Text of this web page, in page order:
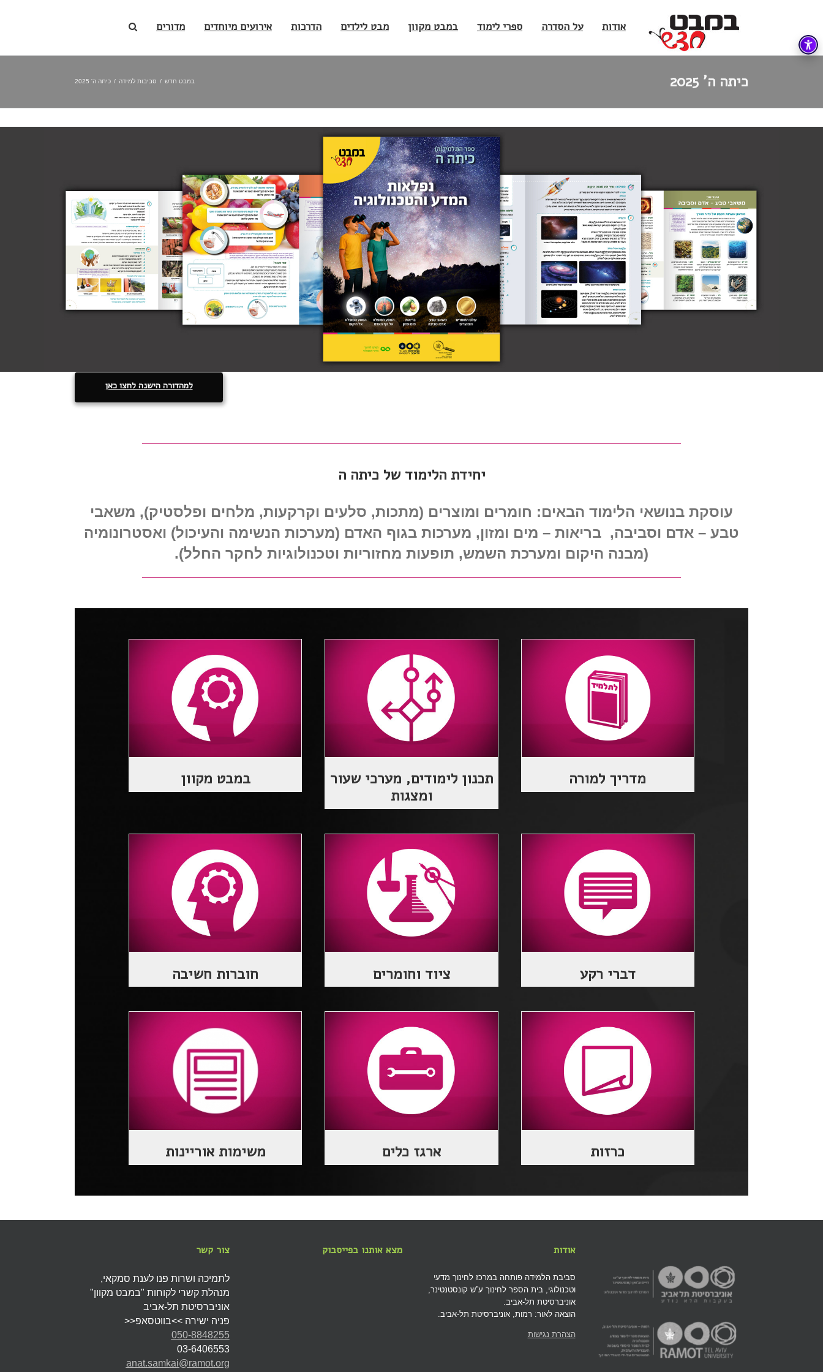
אודות על הסדרה ספרי לימוד במבט מקוון מבט לילדים הדרכות אירועים מיוחדים מדורים
כיתה ה' 2025 במבט חדש / סביבות למידה / כיתה ה' 2025
למהדורה הישנה לחצו כאן
יחידת הלימוד של כיתה ה
עוסקת בנושאי הלימוד הבאים: חומרים ומוצרים (מתכות, סלעים וקרקעות, מלחים ופלסטיק), משאבי
טבע – אדם וסביבה, בריאות – מים ומזון, מערכות בגוף האדם (מערכות הנשימה והעיכול) ואסטרונומיה
(מבנה היקום ומערכת השמש, תופעות מחזוריות וטכנולוגיות לחקר החלל).
מדריך למורה
תכנון לימודים, מערכי שעור
ומצגות
במבט מקוון
דברי רקע ציוד וחומרים חוברות חשיבה
כרזות ארגז כלים משימות אוריינות
אודות
סביבת הלמידה פותחה במרכז לחינוך מדעי
וטכנולוגי, בית הספר לחינוך ע”ש קונסטנטינר,
אוניברסיטת תל-אביב.
הוצאה לאור: רמות, אוניברסיטת תל-אביב.
הצהרת נגישות
מצא אותנו בפייסבוק צור קשר
לתמיכה ושרות פנו לענת סמקאי,
מנהלת קשרי לקוחות "במבט מקוון"
אוניברסיטת תל-אביב
פניה ישירה >>בווטסאפ<<
050-8848255
03-6406553
anat.samkai@ramot.org